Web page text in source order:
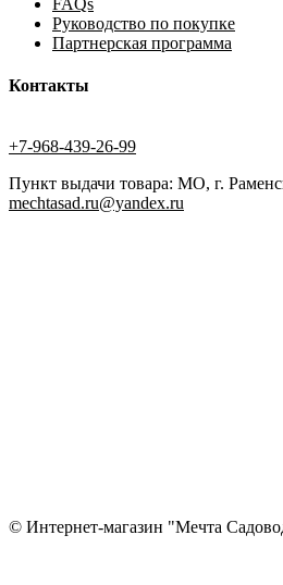
Руководство по покупке
Партнерская программа
Контакты
+7-968-439-26-99
Пункт выдачи товара: МО, г.
mechtasad.ru@yandex.ru
© Интернет-магазин "Мечта